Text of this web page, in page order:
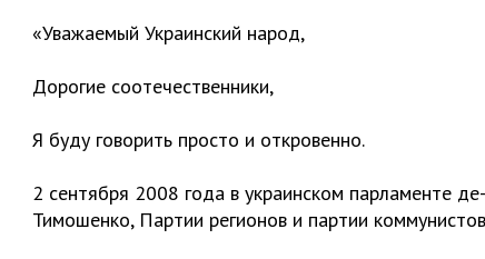
«Уважаемый Украинский народ,
Дорогие соотечественники,
Я буду говорить просто и откровенно.
2 сентября 2008 года в украинском парламенте
Тимошенко, Партии регионов и партии